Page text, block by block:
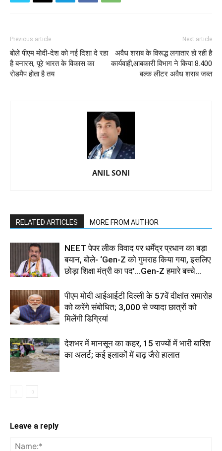
Previous article
बोले पीएम मोदी-देश को नई दिशा दे रहा
है बनारस, पूरे भारत के विकास का
रोडमैप होता है तय
Next article
अवैध शराब के विरूद्ध लगातार हो रही है
कार्यवाही,आबकारी विभाग ने किया 8.400
बल्क लीटर अवैध शराब जब्त
ANIL SONI
RELATED ARTICLES MORE FROM AUTHOR
NEET पेपर लीक विवाद पर धर्मेंद्र प्रधान का बड़ा
बयान, बोले- ‘Gen-Z को गुमराह किया गया, इसलिए
छोड़ा शिक्षा मंत्री का पद’...Gen-Z हमारे बच्चे...
पीएम मोदी आईआईटी दिल्ली के 57वें दीक्षांत समारोह
को करेंगे संबोधित; 3,000 से ज्यादा छात्रों को
मिलेंगी डिग्रियां
देशभर में मानसून का कहर, 15 राज्यों में भारी बारिश
का अलर्ट; कई इलाकों में बाढ़ जैसे हालात
Leave a reply